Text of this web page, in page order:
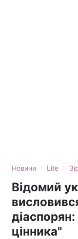
Новини › Lite ›
Відомий
цінника"